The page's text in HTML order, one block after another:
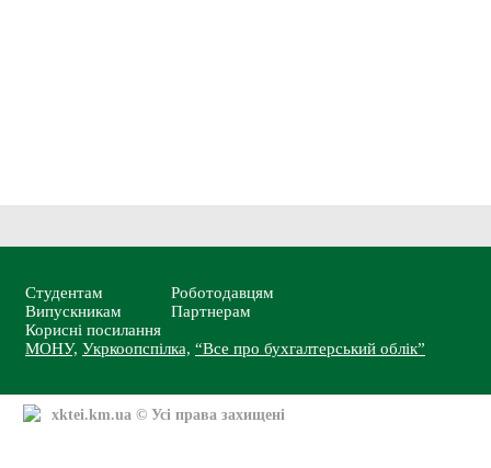
Студентам
Випускникам
Роботодавцям
Партнерам
Корисні посилання
МОНУ, Укркоопспілка, “Все про бухгалтерський облік”
xktei.km.ua © Усі права захищені